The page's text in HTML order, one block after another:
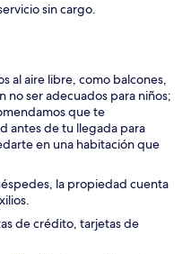
sin cargo.
al aire libre, como balcones,
no ser adecuados para niños;
que te
antes de tu llegada para
en una habitación que
la propiedad cuenta
de crédito, tarjetas de